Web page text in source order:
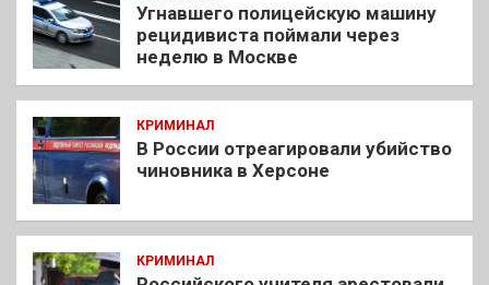
Угнавшего полицейскую машину
рецидивиста поймали через
неделю в Москве
КРИМИНАЛ
В России отреагировали убийство
чиновника в Херсоне
КРИМИНАЛ